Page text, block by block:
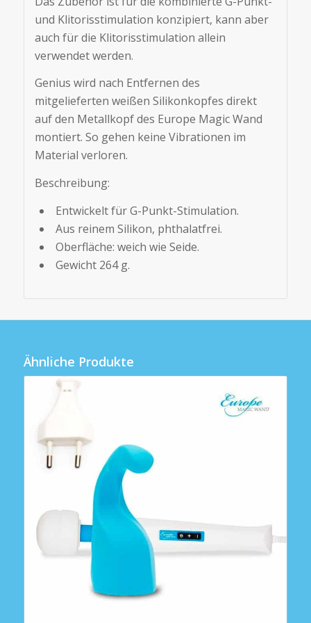
und Klitorisstimulation konzipiert, kann aber
auch für die Klitorisstimulation allein
verwendet werden.
Genius wird nach Entfernen des
mitgelieferten weißen Silikonkopfes direkt
auf den Metallkopf des Europe Magic Wand
montiert. So gehen keine Vibrationen im
Material verloren.
Beschreibung:
Entwickelt für G-Punkt-Stimulation.
Aus reinem Silikon, phthalatfrei.
Oberfläche: weich wie Seide.
Gewicht 264 g.
Ähnliche Produkte